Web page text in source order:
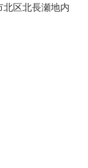
北区北長瀬地内